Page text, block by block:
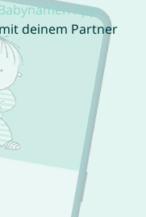
App
deinem Partner